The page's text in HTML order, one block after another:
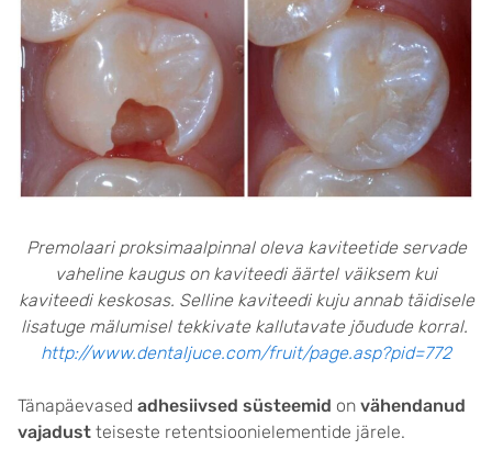
Premolaari proksimaalpinnal oleva kaviteetide servade
vaheline kaugus on kaviteedi äärtel väiksem kui
kaviteedi keskosas. Selline kaviteedi kuju annab täidisele
lisatuge mälumisel tekkivate kallutavate jõudude korral.
http://www.dentaljuce.com/fruit/page.asp?pid=772
Tänapäevased adhesiivsed süsteemid on vähendanud
vajadust teiseste retentsioonielementide järele.